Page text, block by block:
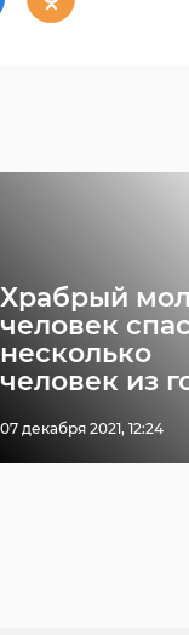
Храбрый
человек
несколько
человек из
07 декабря 2021, 12:24